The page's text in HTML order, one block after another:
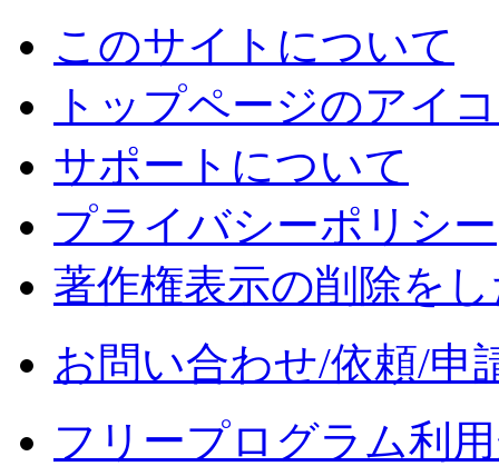
このサイトについて
トップページのアイ
サポートについて
プライバシーポリシー
著作権表示の削除を
お問い合わせ/依頼/申
フリープログラム利